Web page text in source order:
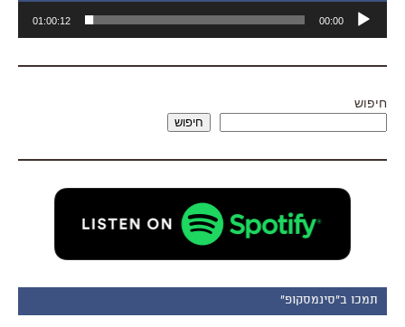
אודיו
00:00
01:00:12
חיפוש
חיפוש
תמכו ב"סינמסקופ"